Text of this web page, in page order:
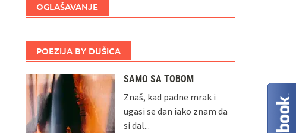
OGLAŠAVANJE
POEZIJA BY DUŠICA
SAMO SA TOBOM
Znaš, kad padne mrak i
ugasi se dan iako znam da
si dal...